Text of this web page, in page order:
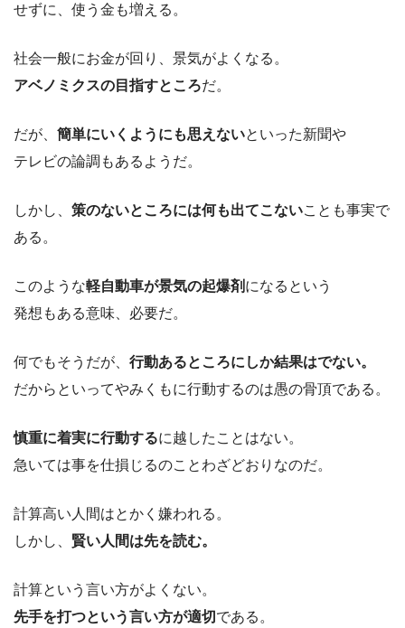
せずに、使う金も増える。
社会一般にお金が回り、景気がよくなる。
アベノミクスの目指すところだ。
だが、 簡単にいくようにも思えないといった新聞や
テレビの論調もあるようだ。
しかし、 策のないところには何も出てこないことも事実で
ある。
このような軽自動車が景気の起爆剤 になるという
発想もある意味、必要だ。
何でもそうだが、 行動あるところにしか結果はでない。
だからといってやみくもに行動するのは愚の骨頂である。
慎重に着実に行動するに越したことはない。
急いては事を仕損じるのことわざどおりなのだ。
計算高い人間はとかく嫌われる。
しかし、 賢い人間は先を読む。
計算という言い方がよくない。
先手を打つという言い方が適切 である。